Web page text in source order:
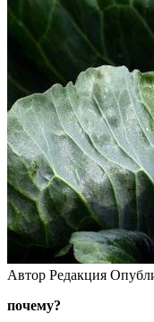
Автор Редакция
почему?